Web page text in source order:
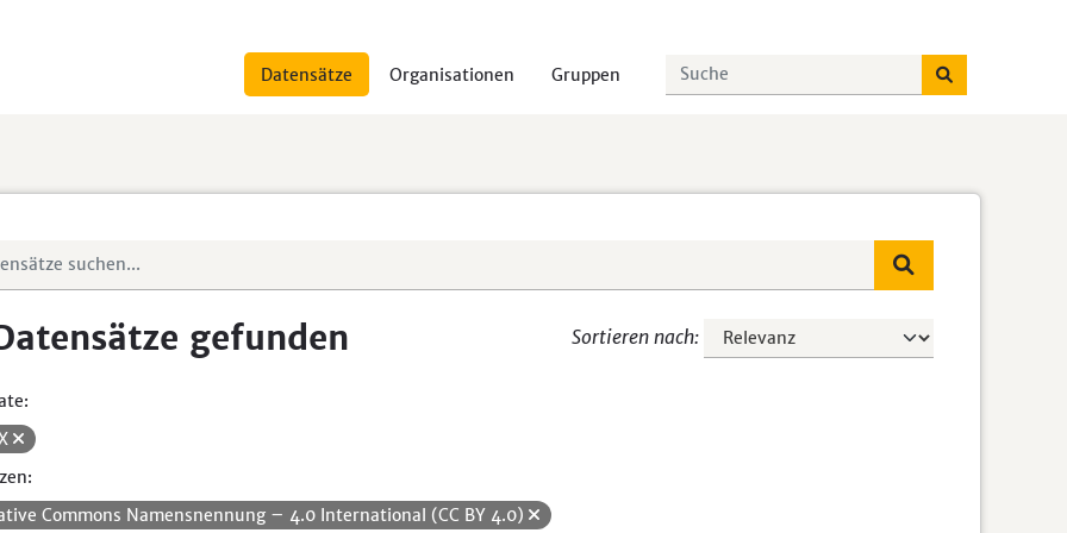
Datensätze Organisationen Gruppen
Sortieren nach
gefunden
Commons Namensnennung – 4.0 International (CC BY 4.0)